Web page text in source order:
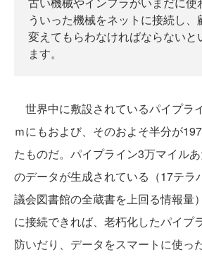
ういった機械をネットに接続し
変えてもらわなければならないと
ます。
世界中に敷設されているパイプラ
ｍにもおよび、そのおよそ半分が
たものだ。パイプライン3万マイル
のデータが生成されている（17テラ
議会図書館の全蔵書を上回る情報量
に接続できれば、老朽化したパイプ
防いだり、データをスマートに使っ